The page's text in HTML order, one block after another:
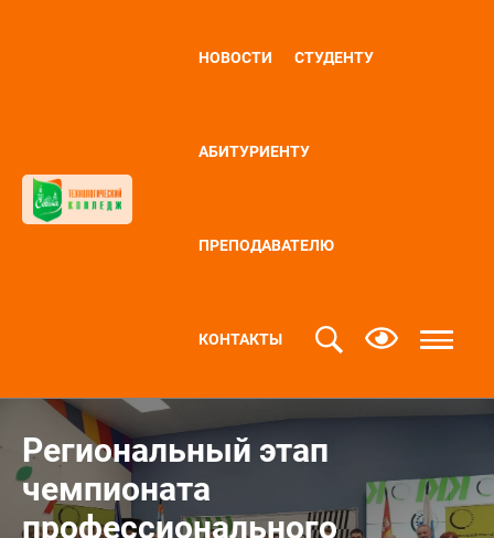
НОВОСТИ СТУДЕНТУ
АБИТУРИЕНТУ
ПРЕПОДАВАТЕЛЮ
КОНТАКТЫ
Региональный этап
чемпионата
профессионального